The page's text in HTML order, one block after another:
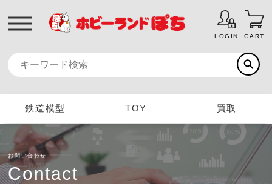
LOGIN CART
鉄道模型 TOY 買取
お問い合わせ
Contact